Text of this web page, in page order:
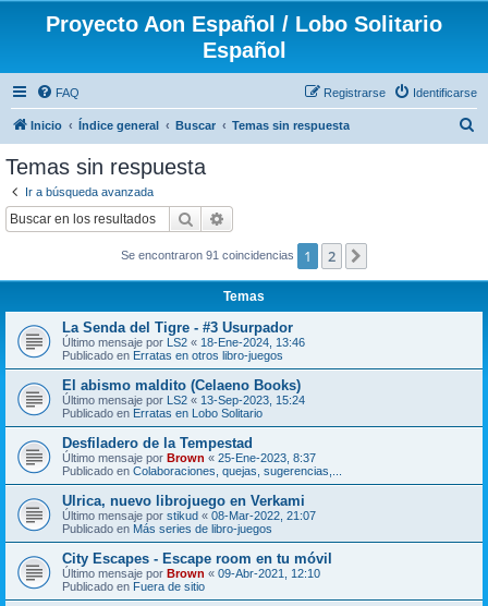
Proyecto Aon Español / Lobo Solitario
Español
FAQ Identificarse
Registrarse
Inicio Índice general Buscar Temas sin respuesta
Temas sin respuesta
Ir a búsqueda avanzada
Buscar
Se encontraron 91 coincidencias 1 2
Temas
La Senda del Tigre - #3 Usurpador
Último mensaje por LS2 « 18-Ene-2024, 13:46
Publicado en Erratas en otros libro-juegos
El abismo maldito (Celaeno Books)
Último mensaje por LS2 « 13-Sep-2023, 15:24
Publicado en Erratas en Lobo Solitario
Desfiladero de la Tempestad
Último mensaje por Brown « 25-Ene-2023, 8:37
Publicado en Colaboraciones, quejas, sugerencias,...
Ulrica, nuevo librojuego en Verkami
Último mensaje por stikud « 08-Mar-2022, 21:07
Publicado en Más series de libro-juegos
City Escapes - Escape room en tu móvil
Último mensaje por Brown « 09-Abr-2021, 12:10
Publicado en Fuera de sitio